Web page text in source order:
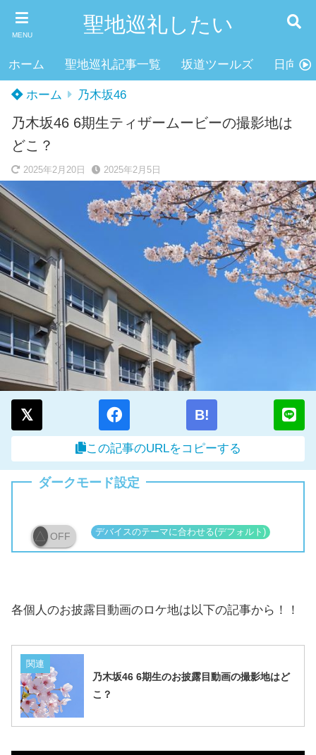
MENU 聖地巡礼したい
ホーム 聖地巡礼記事一覧 坂道ツールズ 日向坂
ホーム 乃木坂46
乃木坂46 6期生ティザームービーの撮影地は
どこ？
2025年2月20日 2025年2月5日
B!
この記事のURLをコピーする
ダークモード設定
OFF
各個人のお披露目動画のロケ地は以下の記事から！！
関連
乃木坂46 6期生のお披露目動画の撮影地はど
こ？